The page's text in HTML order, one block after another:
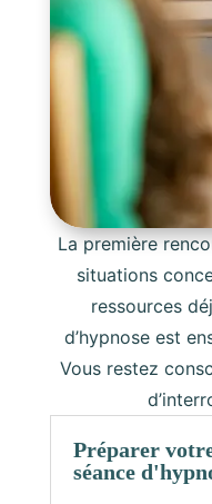
La première
situations
ressources
d’hypnose est
Vous restez
Préparer
séance